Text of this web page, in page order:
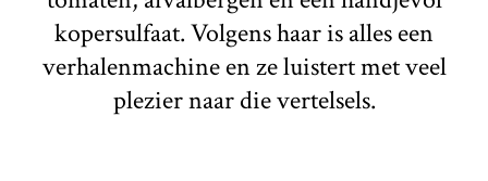
kopersulfaat. Volgens haar is alles een
verhalenmachine en ze luistert met veel
plezier naar die vertelsels.